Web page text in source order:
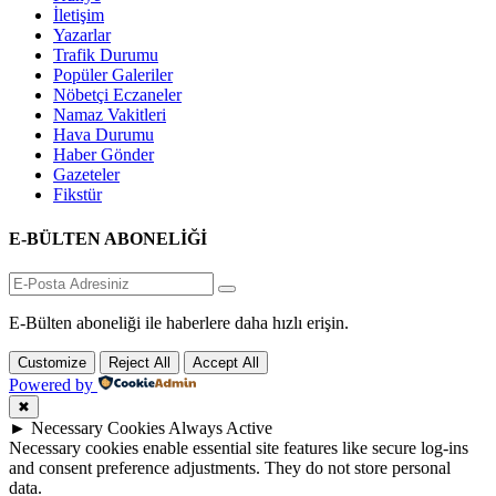
İletişim
Yazarlar
Trafik Durumu
Popüler Galeriler
Nöbetçi Eczaneler
Namaz Vakitleri
Hava Durumu
Haber Gönder
Gazeteler
Fikstür
E-BÜLTEN ABONELİĞİ
E-Bülten aboneliği ile haberlere daha hızlı erişin.
Customize Reject All Accept All
Powered by
✖
► Necessary Cookies Always Active
Necessary cookies enable essential site features like secure log-ins
and consent preference adjustments. They do not store personal
data.